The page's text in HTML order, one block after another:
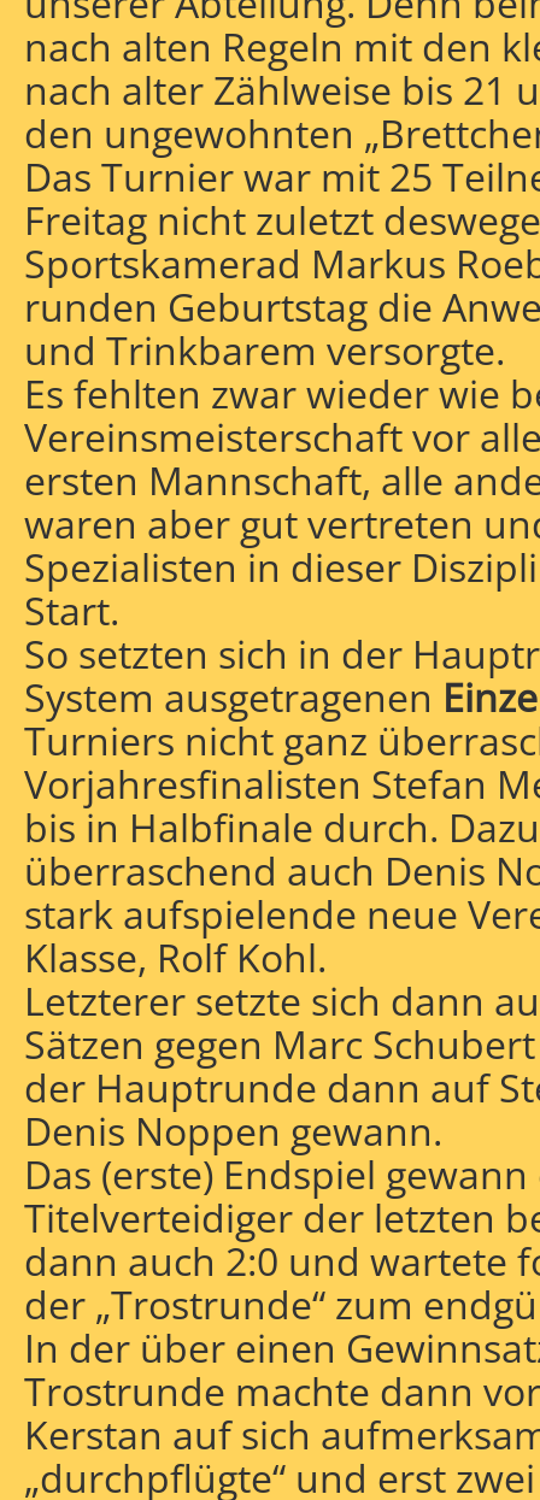
nach alten Regeln mit den
nach alter Zählweise bis 21
den ungewohnten
Das Turnier war mit 25
Freitag nicht zuletzt
Sportskamerad Markus
runden Geburtstag die
und Trinkbarem versorgte.
Es fehlten zwar wieder wie
Vereinsmeisterschaft vor
ersten Mannschaft, alle
waren aber gut vertreten
Spezialisten in dieser
Start.
So setzten sich in der
System ausgetragenen
Turniers nicht ganz
Vorjahresfinalisten Stefan
bis in Halbfinale durch.
überraschend auch Denis
stark aufspielende neue
Klasse, Rolf Kohl.
Letzterer setzte sich dann
Sätzen gegen Marc
der Hauptrunde dann auf
Denis Noppen gewann.
Das (erste) Endspiel
Titelverteidiger der letzten
dann auch 2:0 und wartete
der „Trostrunde“ zum
In der über einen
Trostrunde machte dann
Kerstan auf sich
„durchpflügte“ und erst